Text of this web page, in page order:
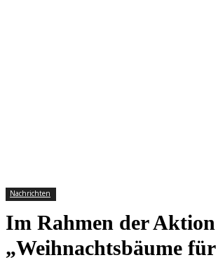
Nachrichten
Im Rahmen der Aktion
„Weihnachtsbäume für